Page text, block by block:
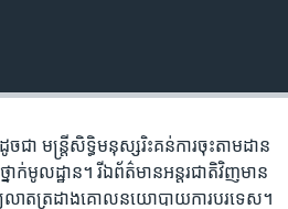
ជា មន្ត្រីសិទ្ធិមនុស្សរិះគន់ការចុះតាមដាន
ក់មូលដ្ឋាន។ រីឯព័ត៌មានអន្តរជាតិវិញមាន
ាតត្រដាងគោលនយោបាយការបរទេស។